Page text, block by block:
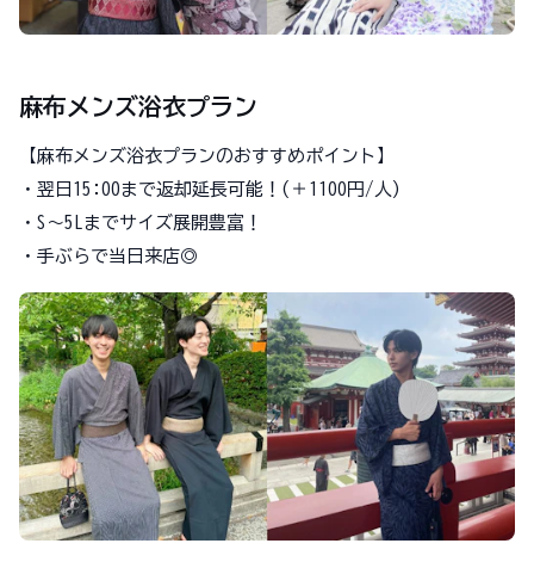
麻布メンズ浴衣プラン
【麻布メンズ浴衣プランのおすすめポイント】
・翌日15:00まで返却延長可能！(＋1100円/人)
・S～5Lまでサイズ展開豊富！
・手ぶらで当日来店◎